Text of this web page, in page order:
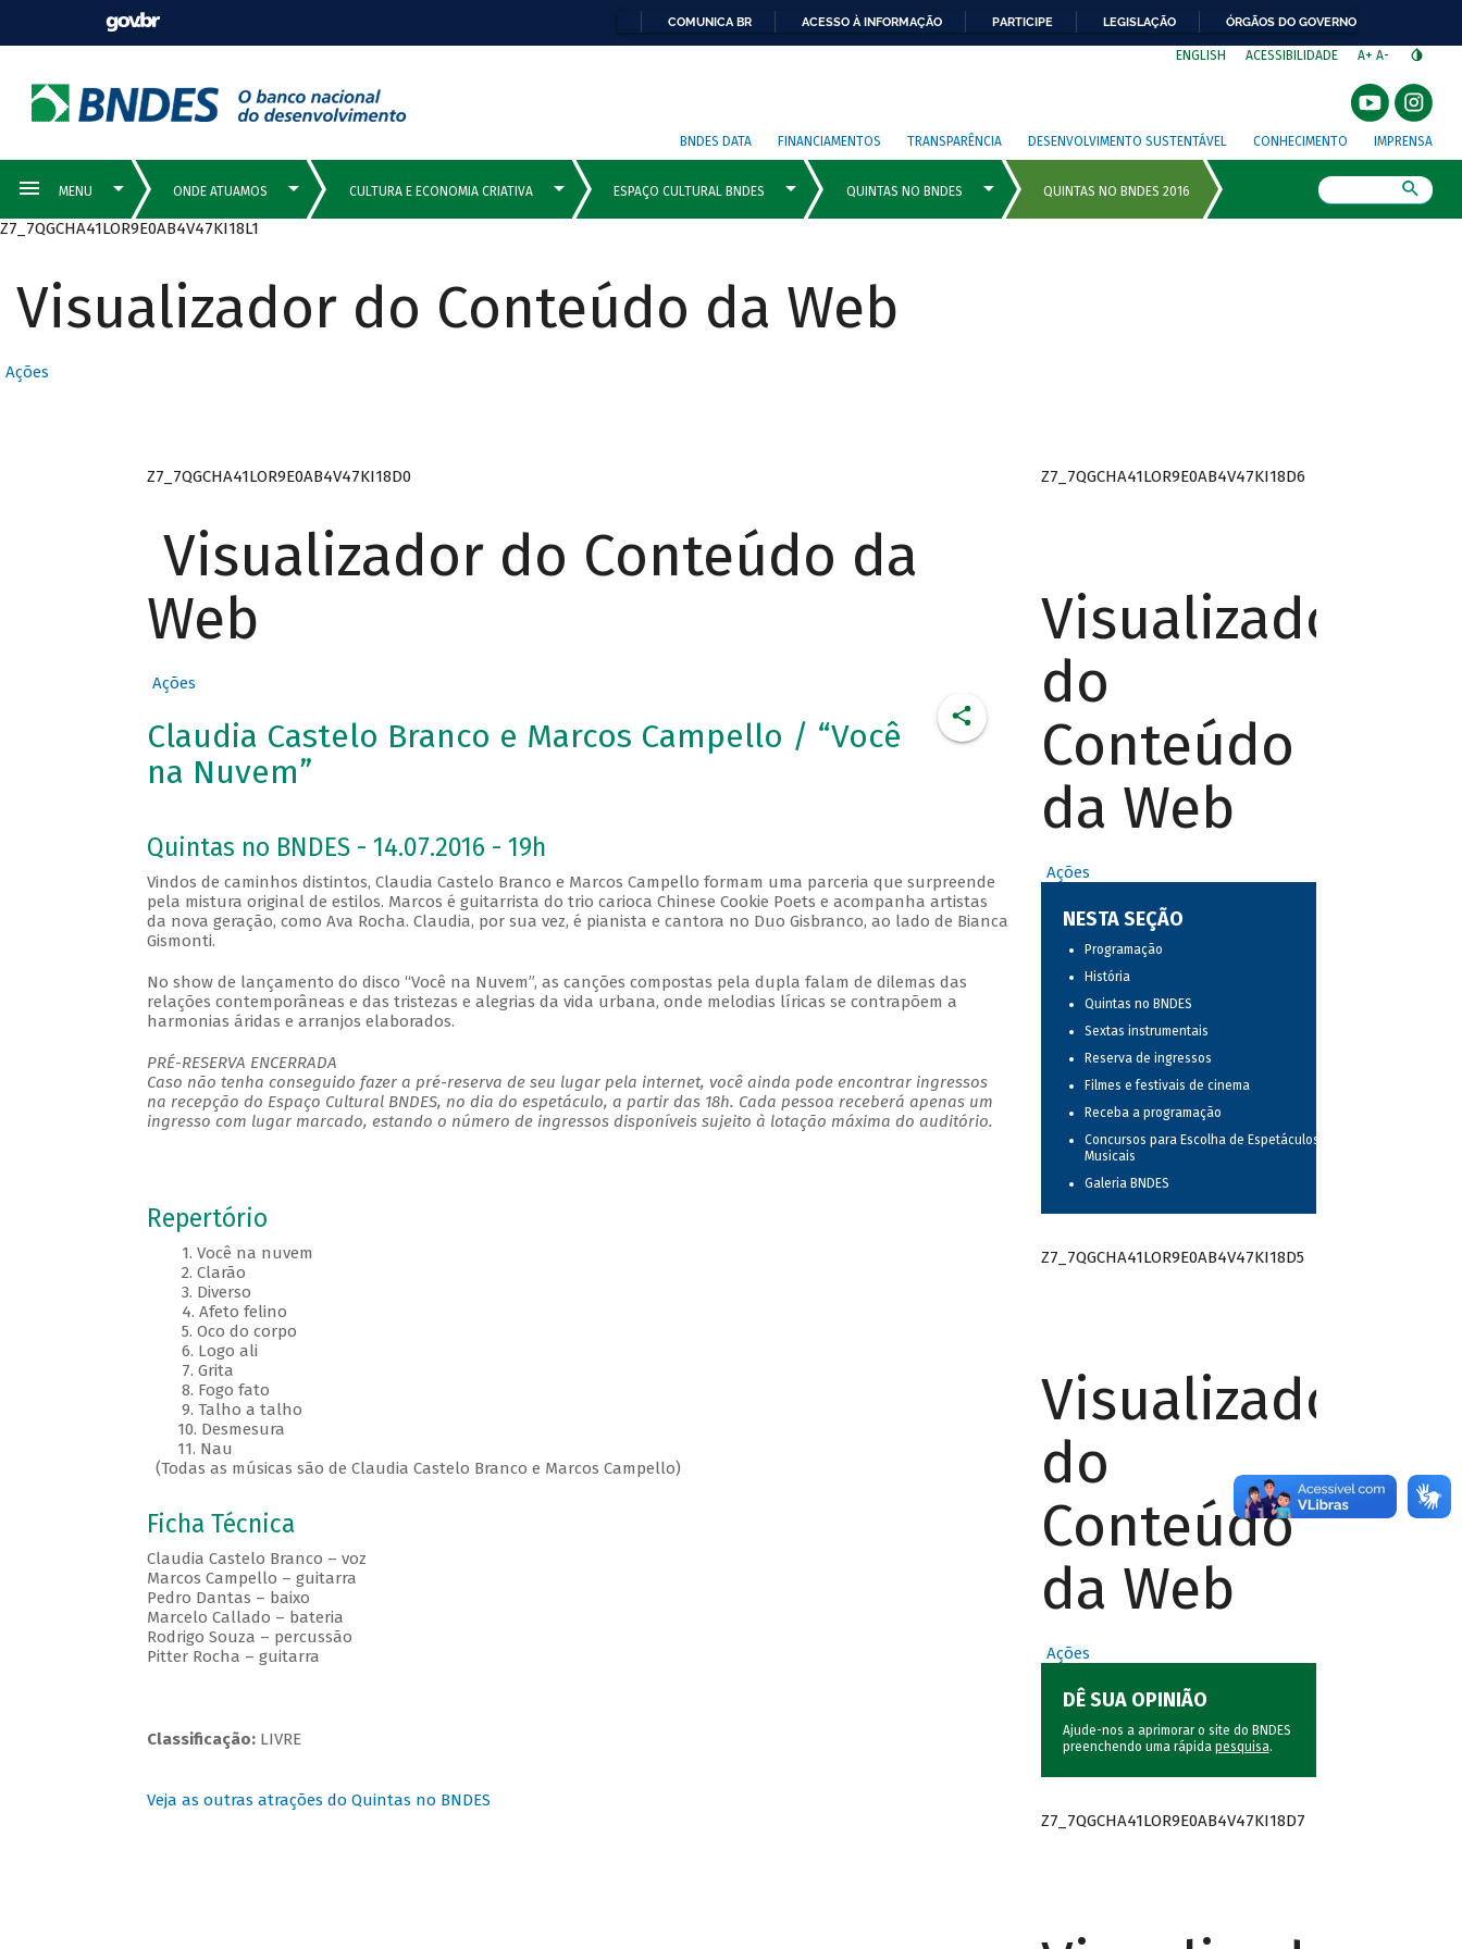
COMUNICA BR ACESSO À INFORMAÇÃO PARTICIPE LEGISLAÇÃO ÓRGÃOS DO GOVERNO
ENGLISH ACESSIBILIDADE A+ A-
BNDES DATA FINANCIAMENTOS TRANSPARÊNCIA DESENVOLVIMENTO SUSTENTÁVEL CONHECIMENTO IMPRENSA
Z7_7QGCHA41LOR9E0AB4V47KI18L1
Visualizador do Conteúdo da Web
Ações
Z7_7QGCHA41LOR9E0AB4V47KI18D0
Visualizador do Conteúdo da
Web
Ações
Claudia Castelo Branco e Marcos Campello / “Você
na Nuvem”
Quintas no BNDES - 14.07.2016 - 19h
Vindos de caminhos distintos, Claudia Castelo Branco e Marcos Campello formam uma parceria que surpreende
pela mistura original de estilos. Marcos é guitarrista do trio carioca Chinese Cookie Poets e acompanha artistas
da nova geração, como Ava Rocha. Claudia, por sua vez, é pianista e cantora no Duo Gisbranco, ao lado de Bianca
Gismonti.
No show de lançamento do disco “Você na Nuvem”, as canções compostas pela dupla falam de dilemas das
relações contemporâneas e das tristezas e alegrias da vida urbana, onde melodias líricas se contrapõem a
harmonias áridas e arranjos elaborados.
PRÉ-RESERVA ENCERRADA
Caso não tenha conseguido fazer a pré-reserva de seu lugar pela internet, você ainda pode encontrar ingressos
na recepção do Espaço Cultural BNDES, no dia do espetáculo, a partir das 18h. Cada pessoa receberá apenas um
ingresso com lugar marcado, estando o número de ingressos disponíveis sujeito à lotação máxima do auditório.
Repertório
1. Você na nuvem
2. Clarão
3. Diverso
4. Afeto felino
5. Oco do corpo
6. Logo ali
7. Grita
8. Fogo fato
9. Talho a talho
10. Desmesura
11. Nau
(Todas as músicas são de Claudia Castelo Branco e Marcos Campello)
Ficha Técnica
Claudia Castelo Branco – voz
Marcos Campello – guitarra
Pedro Dantas – baixo
Marcelo Callado – bateria
Rodrigo Souza – percussão
Pitter Rocha – guitarra
Classificação: LIVRE
Veja as outras atrações do Quintas no BNDES
Z7_7QGCHA41LOR9E0AB4V47KI18D6
Visualizador
do
Conteúdo
da Web
Ações
NESTA SEÇÃO
Programação
História
Quintas no BNDES
Sextas instrumentais
Reserva de ingressos
Filmes e festivais de cinema
Receba a programação
Concursos para Escolha de Espetáculos
Musicais
Galeria BNDES
Z7_7QGCHA41LOR9E0AB4V47KI18D5
Visualizador
do
Conteúdo
da Web
Ações
DÊ SUA OPINIÃO
Ajude-nos a aprimorar o site do BNDES
preenchendo uma rápida pesquisa.
Z7_7QGCHA41LOR9E0AB4V47KI18D7